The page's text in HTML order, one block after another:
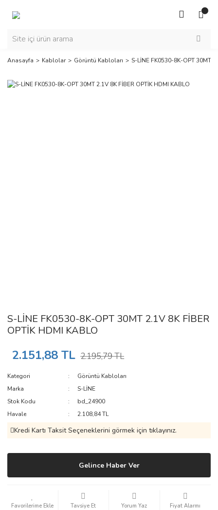
Anasayfa Kablolar Görüntü Kabloları S-LİNE FK0530-8K-OPT 30MT
S-LİNE FK0530-8K-OPT 30MT 2.1V 8K FİBER
OPTİK HDMI KABLO
2.151,88 TL 2.195,79 TL
Kategori
Görüntü Kabloları
Marka
S-LİNE
Stok Kodu
bd_24900
Havale
2.108,84 TL
Kredi Kartı Taksit Seçeneklerini görmek için tıklayınız.
Gelince Haber Ver
Tavsiye Et Yorum Yaz Fiyat Alarmı